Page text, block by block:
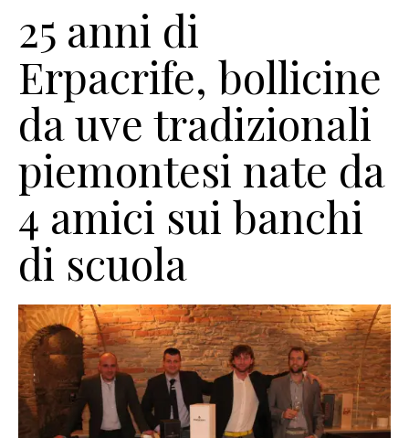
25 anni di
Erpacrife, bollicine
da uve tradizionali
piemontesi nate da
4 amici sui banchi
di scuola